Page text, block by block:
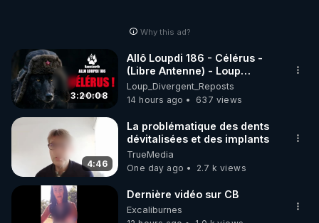
Why this ad?
3:20:08
Allô Loupdi 186 - Célérus -
(Libre Antenne) - Loup
Divergent 2026.08.06
Loup_Divergent_Reposts
14 hours ago
637 views
4:46
La problématique des dents
dévitalisées et des implants
TrueMedia
One day ago
2.7 k views
Dernière vidéo sur CB
Excaliburnes